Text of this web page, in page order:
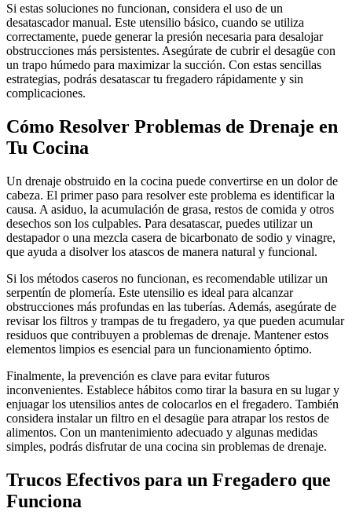
Si estas soluciones no funcionan, considera el uso de un
desatascador manual. Este utensilio básico, cuando se utiliza
correctamente, puede generar la presión necesaria para desalojar
obstrucciones más persistentes. Asegúrate de cubrir el desagüe con
un trapo húmedo para maximizar la succión. Con estas sencillas
estrategias, podrás desatascar tu fregadero rápidamente y sin
complicaciones.
Cómo Resolver Problemas de Drenaje en
Tu Cocina
Un drenaje obstruido en la cocina puede convertirse en un dolor de
cabeza. El primer paso para resolver este problema es identificar la
causa. A asiduo, la acumulación de grasa, restos de comida y otros
desechos son los culpables. Para desatascar, puedes utilizar un
destapador o una mezcla casera de bicarbonato de sodio y vinagre,
que ayuda a disolver los atascos de manera natural y funcional.
Si los métodos caseros no funcionan, es recomendable utilizar un
serpentín de plomería. Este utensilio es ideal para alcanzar
obstrucciones más profundas en las tuberías. Además, asegúrate de
revisar los filtros y trampas de tu fregadero, ya que pueden acumular
residuos que contribuyen a problemas de drenaje. Mantener estos
elementos limpios es esencial para un funcionamiento óptimo.
Finalmente, la prevención es clave para evitar futuros
inconvenientes. Establece hábitos como tirar la basura en su lugar y
enjuagar los utensilios antes de colocarlos en el fregadero. También
considera instalar un filtro en el desagüe para atrapar los restos de
alimentos. Con un mantenimiento adecuado y algunas medidas
simples, podrás disfrutar de una cocina sin problemas de drenaje.
Trucos Efectivos para un Fregadero que
Funciona